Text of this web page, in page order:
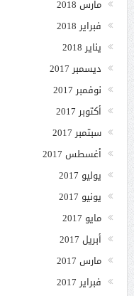
مارس 2018
فبراير 2018
يناير 2018
ديسمبر 2017
نوفمبر 2017
أكتوبر 2017
سبتمبر 2017
أغسطس 2017
يوليو 2017
يونيو 2017
مايو 2017
أبريل 2017
مارس 2017
فبراير 2017